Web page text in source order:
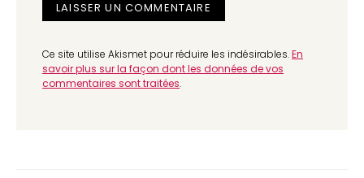
Ce site utilise Akismet pour réduire les indésirables.En
savoir plus sur la façon dont les données de vos
commentaires sont traitées.